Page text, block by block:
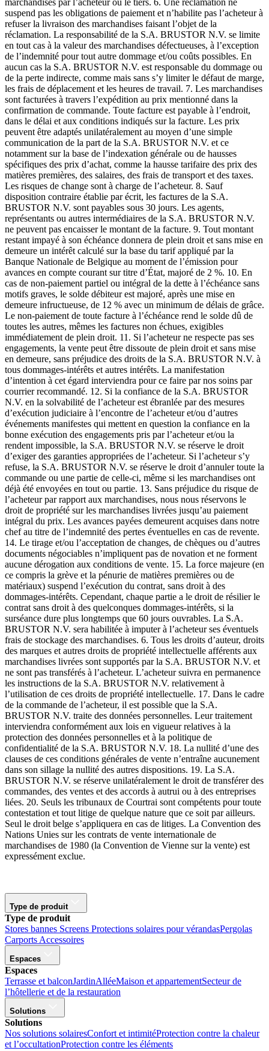
marchandises par l’acheteur ou le tiers. 6. Une réclamation ne
suspend pas les obligations de paiement et n’habilite pas l’acheteur à
refuser la livraison des marchandises faisant l’objet de la
réclamation. La responsabilité de la S.A. BRUSTOR N.V. se limite
en tout cas à la valeur des marchandises défectueuses, à l’exception
de l’indemnité pour tout autre dommage et/ou coûts possibles. En
aucun cas la S.A. BRUSTOR N.V. est responsable du dommage ou
de la perte indirecte, comme mais sans s’y limiter le défaut de marge,
les frais de déplacement et les heures de travail. 7. Les marchandises
sont facturées à travers l’expédition au prix mentionné dans la
confirmation de commande. Toute facture est payable à l’endroit,
dans le délai et aux conditions indiqués sur la facture. Les prix
peuvent être adaptés unilatéralement au moyen d’une simple
communication de la part de la S.A. BRUSTOR N.V. et ce
notamment sur la base de l’indexation générale ou de hausses
spécifiques des prix d’achat, comme la hausse tarifaire des prix des
matières premières, des salaires, des frais de transport et des taxes.
Les risques de change sont à charge de l’acheteur. 8. Sauf
disposition contraire établie par écrit, les factures de la S.A.
BRUSTOR N.V. sont payables sous 30 jours. Les agents,
représentants ou autres intermédiaires de la S.A. BRUSTOR N.V.
ne peuvent pas encaisser le montant de la facture. 9. Tout montant
restant impayé à son échéance donnera de plein droit et sans mise en
demeure un intérêt calculé sur la base du tarif appliqué par la
Banque Nationale de Belgique au moment de l’émission pour
avances en compte courant sur titre d’État, majoré de 2 %. 10. En
cas de non-paiement partiel ou intégral de la dette à l’échéance sans
motifs graves, le solde débiteur est majoré, après une mise en
demeure infructueuse, de 12 % avec un minimum de délais de grâce.
Le non-paiement de toute facture à l’échéance rend le solde dû de
toutes les autres, mêmes les factures non échues, exigibles
immédiatement de plein droit. 11. Si l’acheteur ne respecte pas ses
engagements, la vente peut être dissoute de plein droit et sans mise
en demeure, sans préjudice des droits de la S.A. BRUSTOR N.V. à
tous dommages-intérêts et autres intérêts. La manifestation
d’intention à cet égard interviendra pour ce faire par nos soins par
courrier recommandé. 12. Si la confiance de la S.A. BRUSTOR
N.V. en la solvabilité de l’acheteur est ébranlée par des mesures
d’exécution judiciaire à l’encontre de l’acheteur et/ou d’autres
événements manifestes qui mettent en question la confiance en la
bonne exécution des engagements pris par l’acheteur et/ou la
rendent impossible, la S.A. BRUSTOR N.V. se réserve le droit
d’exiger des garanties appropriées de l’acheteur. Si l’acheteur s’y
refuse, la S.A. BRUSTOR N.V. se réserve le droit d’annuler toute la
commande ou une partie de celle-ci, même si les marchandises ont
déjà été envoyées en tout ou partie. 13. Sans préjudice du risque de
l’acheteur par rapport aux marchandises, nous nous réservons le
droit de propriété sur les marchandises livrées jusqu’au paiement
intégral du prix. Les avances payées demeurent acquises dans notre
chef au titre de l’indemnité des pertes éventuelles en cas de revente.
14. Le tirage et/ou l’acceptation de changes, de chèques ou d’autres
documents négociables n’impliquent pas de novation et ne forment
aucune dérogation aux conditions de vente. 15. La force majeure (en
ce compris la grève et la pénurie de matières premières ou de
matériaux) suspend l’exécution du contrat, sans droit à des
dommages-intérêts. Cependant, chaque partie a le droit de résilier le
contrat sans droit à des quelconques dommages-intérêts, si la
surséance dure plus longtemps que 60 jours ouvrables. La S.A.
BRUSTOR N.V. sera habilitée à imputer à l’acheteur ses éventuels
frais de stockage des marchandises. 6. Tous les droits d’auteur, droits
des marques et autres droits de propriété intellectuelle afférents aux
marchandises livrées sont supportés par la S.A. BRUSTOR N.V. et
ne sont pas transférés à l’acheteur. L’acheteur suivra en permanence
les instructions de la S.A. BRUSTOR N.V. relativement à
l’utilisation de ces droits de propriété intellectuelle. 17. Dans le cadre
de la commande de l’acheteur, il est possible que la S.A.
BRUSTOR N.V. traite des données personnelles. Leur traitement
interviendra conformément aux lois en vigueur relatives à la
protection des données personnelles et à la politique de
confidentialité de la S.A. BRUSTOR N.V. 18. La nullité d’une des
clauses de ces conditions générales de vente n’entraîne aucunement
dans son sillage la nullité des autres dispositions. 19. La S.A.
BRUSTOR N.V. se réserve unilatéralement le droit de transférer des
commandes, des ventes et des accords à autrui ou à des entreprises
liées. 20. Seuls les tribunaux de Courtrai sont compétents pour toute
contestation et tout litige de quelque nature que ce soit par ailleurs.
Seul le droit belge s’appliquera en cas de litiges. La Convention des
Nations Unies sur les contrats de vente internationale de
marchandises de 1980 (la Convention de Vienne sur la vente) est
expressément exclue.
Type de produit
Type de produit
Stores bannes Screens Protections solaires pour vérandasPergolas
Carports Accessoires
Espaces
Espaces
Terrasse et balconJardinAlléeMaison et appartementSecteur de
l’hôtellerie et de la restauration
Solutions
Solutions
Nos solutions solairesConfort et intimitéProtection contre la chaleur
et l’occultationProtection contre les éléments